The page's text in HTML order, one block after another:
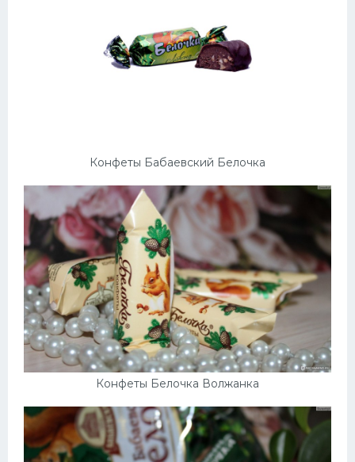
Конфеты Бабаевский Белочка
Конфеты Белочка Волжанка